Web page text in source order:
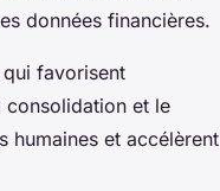
données financières.
favorisent
consolidation et le
humaines et accélèrent